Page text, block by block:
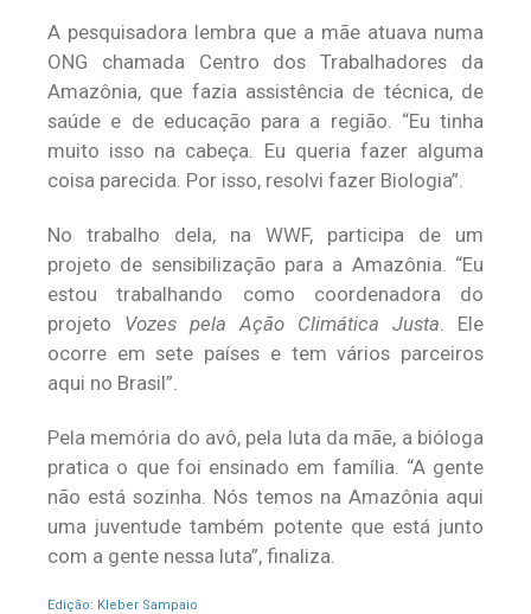
A pesquisadora lembra que a mãe atuava numa
ONG chamada Centro dos Trabalhadores da
Amazônia, que fazia assistência de técnica, de
saúde e de educação para a região. “Eu tinha
muito isso na cabeça. Eu queria fazer alguma
coisa parecida. Por isso, resolvi fazer Biologia”.
No trabalho dela, na WWF, participa de um
projeto de sensibilização para a Amazônia. “Eu
estou trabalhando como coordenadora do
projeto Vozes pela Ação Climática Justa. Ele
ocorre em sete países e tem vários parceiros
aqui no Brasil”.
Pela memória do avô, pela luta da mãe, a bióloga
pratica o que foi ensinado em família. “A gente
não está sozinha. Nós temos na Amazônia aqui
uma juventude também potente que está junto
com a gente nessa luta”, finaliza.
Edição: Kleber Sampaio